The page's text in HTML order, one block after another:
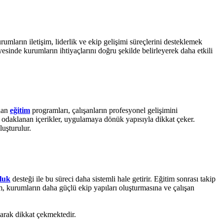
iletişim, liderlik ve ekip gelişimi süreçlerini desteklemek
kurumların ihtiyaçlarını doğru şekilde belirleyerek daha etkili
eğitim programları, çalışanların profesyonel gelişimini
içerikler, uygulamaya dönük yapısıyla dikkat çeker.
desteği ile bu süreci daha sistemli hale getirir. Eğitim sonrası takip
daha güçlü ekip yapıları oluşturmasına ve çalışan
dikkat çekmektedir.